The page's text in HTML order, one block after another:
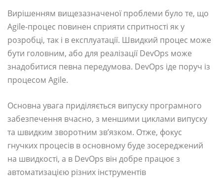
Вирішенням вищезазначеної проблеми було те, що
Agile-процес повинен сприяти спритності як у
розробці, так і в експлуатації. Швидкий процес може
бути головним, або для реалізації DevOps може
знадобитися певна передумова. DevOps іде поруч із
процесом Agile.
Основна увага приділяється випуску програмного
забезпечення вчасно, з меншими циклами випуску
та швидким зворотним зв’язком. Отже, фокус
гнучких процесів в основному буде зосереджений
на швидкості, а в DevOps він добре працює з
автоматизацією різних інструментів